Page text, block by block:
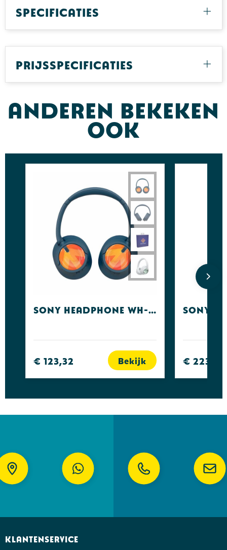
Specificaties
Prijsspecificaties
Anderen bekeken
ook
Sony Headphone WH-CH 720N
€ 123,32 Bekijk € 223,47
Klantenservice